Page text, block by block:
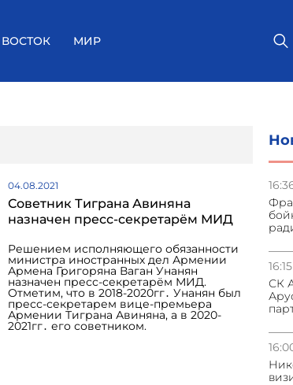
МИР
04.08.2021
Советник Тиграна Авиняна
назначен пресс-секретарём МИД
Решением исполняющего обязанности
министра иностранных дел Армении
Армена Григоряна Ваган Унанян
назначен пресс-секретарём МИД.
Отметим, что в 2018-2020гг․ Унанян был
пресс-секретарем вице-премьера
Армении Тиграна Авиняна, а в 2020-
2021гг․ его советником.
16:15
СК